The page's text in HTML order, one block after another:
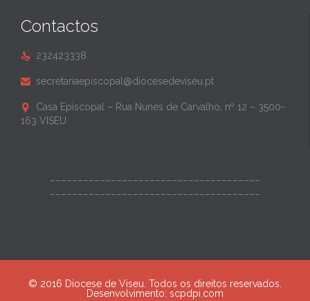
Contactos
 232423338
 secretariaepiscopal@diocesedeviseu.pt

Casa Episcopal – Rua Nunes de Carvalho, nº 12 – 3500-
163 VISEU
© 2016 Diocese de Viseu. Todos os direitos reservados.
Desenvolvimento: scpdpi.com